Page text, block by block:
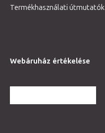
Termékhasználati útmutatók
Webáruház értékelése